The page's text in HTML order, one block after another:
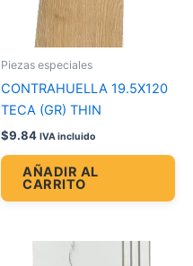
Piezas especiales
CONTRAHUELLA 19.5X120
TECA (GR) THIN
$9.84 IVA incluido
AÑADIR AL
CARRITO